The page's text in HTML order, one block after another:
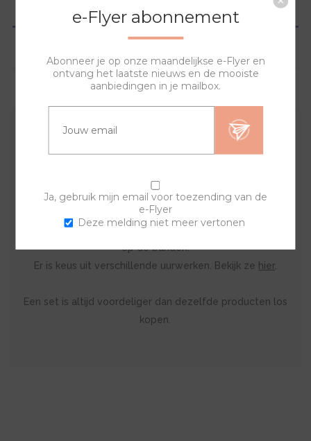
OVERZICHT
VRAGEN?
Met deze band en sierringen creëer je een uniek en
trendy horloge.
is kan het zijn dat de set afwijkt van het plaatje en de
beschrijving. Indien je kiest voor een goudkleurig
uurwerk ontvang je automatisch goudkleurige sluitingen
op de banden.
Er is keus uit verschillende uurwerken. Bekijk ze hier.
Een set is altijd voordeliger dan dezelfde producten los
kopen.
e-Flyer abonnement
Abonneer je op onze maandelijkse e-Flyer en
ontvang het laatste nieuws en de mooiste
aanbiedingen in je mailbox.
Ja, gebruik mijn email voor toezending van de
e-Flyer
Deze melding niet meer vertonen